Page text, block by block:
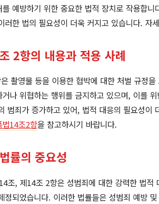
예방하기 위한 중요한 법적 장치로 작용합
러한 법의 필요성이 더욱 커지고 있습니다. 자
2항의 내용과 적용 사례
촬영물 등을 이용한 협박에 대한 처벌 규정
나 위협하는 행위를 금지하고 있으며, 이를
범죄가 증가하고 있어, 법적 대응의 필요성
법14조2항을 참고하시기 바랍니다.
률의 중요성
조, 제14조 2항은 성범죄에 대한 강력한 법적
정되었습니다. 이러한 법률들은 성범죄 예방